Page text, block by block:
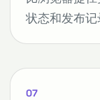
状态和发布记
07